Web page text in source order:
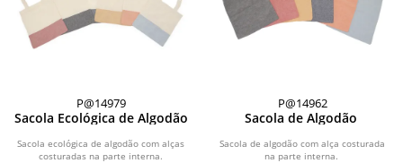
P@14979
Sacola Ecológica de Algodão
Sacola ecológica de algodão com alças
costuradas na parte interna.
P@14962
Sacola de Algodão
Sacola de algodão com alça costurada
na parte interna.